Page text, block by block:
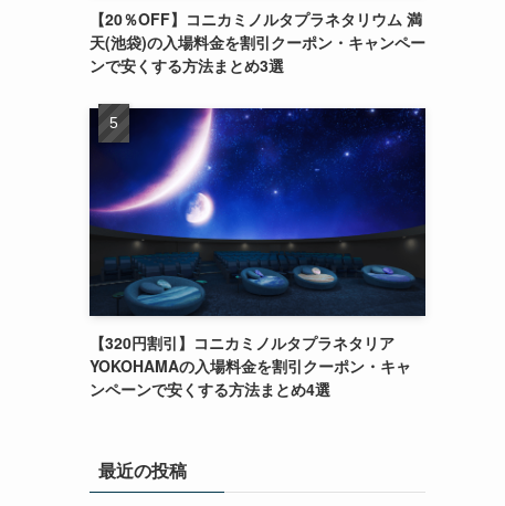
【20％OFF】コニカミノルタプラネタリウム 満
天(池袋)の入場料金を割引クーポン・キャンペー
ンで安くする方法まとめ3選
【320円割引】コニカミノルタプラネタリア
YOKOHAMAの入場料金を割引クーポン・キャ
ンペーンで安くする方法まとめ4選
最近の投稿